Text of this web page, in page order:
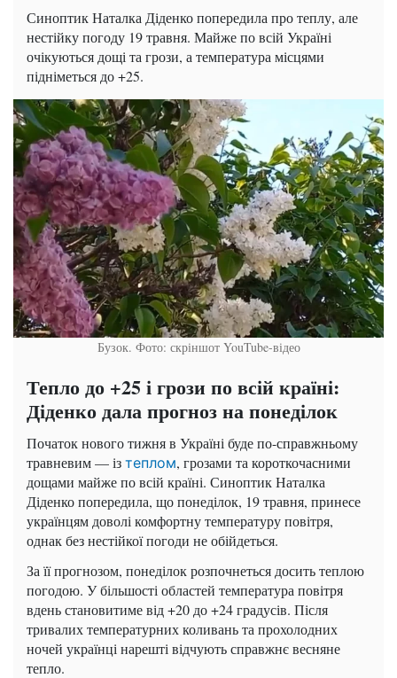
Синоптик Наталка Діденко попередила про теплу, але
нестійку погоду 19 травня. Майже по всій Україні
очікуються дощі та грози, а температура місцями
підніметься до +25.
Бузок. Фото: скріншот YouTube-відео
Тепло до +25 і грози по всій країні:
Діденко дала прогноз на понеділок
Початок нового тижня в Україні буде по-справжньому
травневим — із теплом, грозами та короткочасними
дощами майже по всій країні. Синоптик Наталка
Діденко попередила, що понеділок, 19 травня, принесе
українцям доволі комфортну температуру повітря,
однак без нестійкої погоди не обійдеться.
За її прогнозом, понеділок розпочнеться досить теплою
погодою. У більшості областей температура повітря
вдень становитиме від +20 до +24 градусів. Після
тривалих температурних коливань та прохолодних
ночей українці нарешті відчують справжнє весняне
тепло.